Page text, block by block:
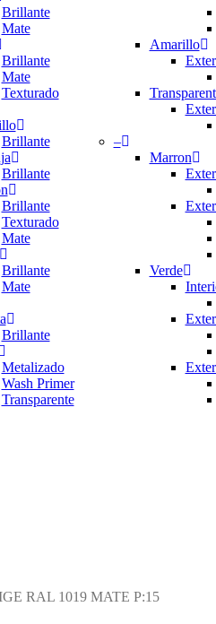
Brillante
Mate
Brillante
Mate
Texturado
Brillante
Brillante
Brillante
Texturado
Mate
Brillante
Mate
Brillante
Metalizado
Wash Primer
Transparente
Amarillo
–
Marron
Verde
RAL 1019 MATE P:15